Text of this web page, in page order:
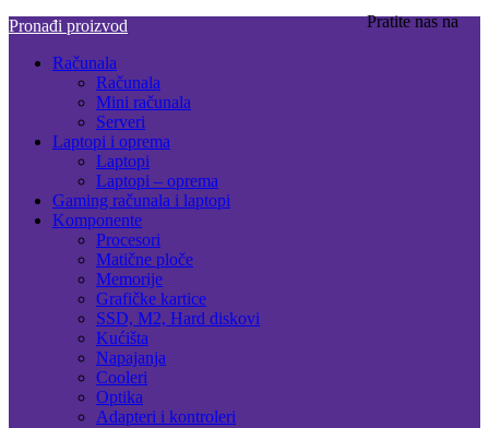
Pratite nas na
Pronađi proizvod
Računala
Računala
Mini računala
Serveri
Laptopi i oprema
Laptopi
Laptopi – oprema
Gaming računala i laptopi
Komponente
Procesori
Matične ploče
Memorije
Grafičke kartice
SSD, M2, Hard diskovi
Kućišta
Napajanja
Cooleri
Optika
Adapteri i kontroleri